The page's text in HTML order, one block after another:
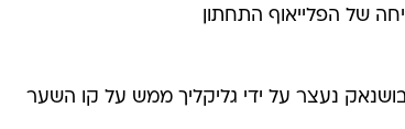
של הפלייאוף התחתון
נעצר על ידי גליקליך ממש על קו השער